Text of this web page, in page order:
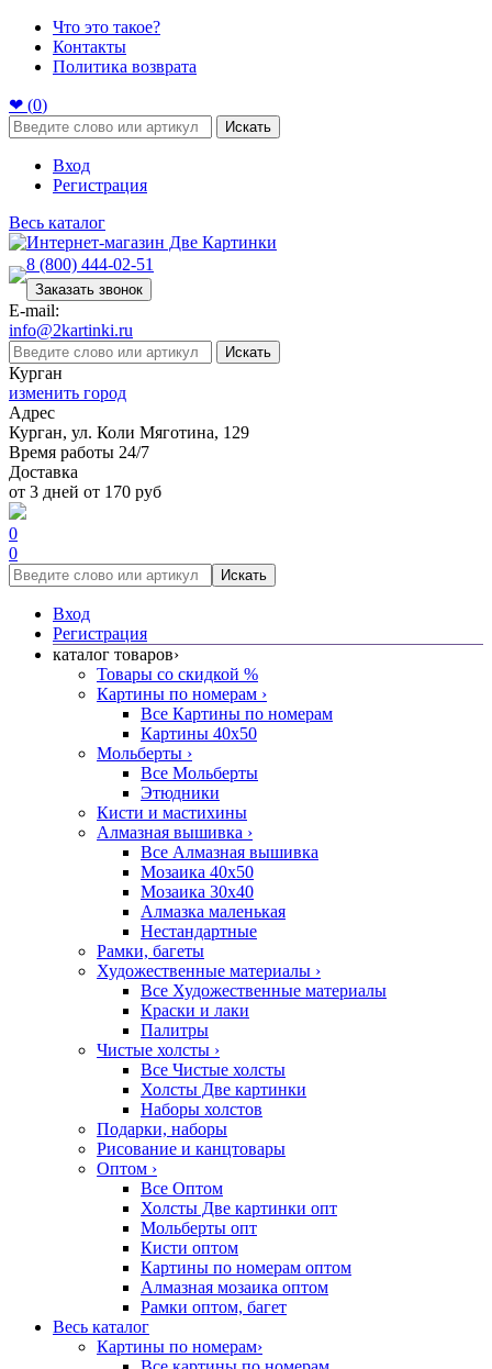
Что это такое?
Контакты
Политика возврата
❤ (0)
Искать
Вход
Регистрация
Весь каталог
8 (800) 444-02-51
Заказать звонок
E-mail:
info@2kartinki.ru
Искать
Курган
изменить город
Адрес
Курган, ул. Коли Мяготина, 129
Время работы 24/7
Доставка
от 3 дней от 170 руб
0
0
Искать
Вход
Регистрация
каталог товаров›
Товары со скидкой %
Картины по номерам ›
Все Картины по номерам
Картины 40x50
Мольберты ›
Все Мольберты
Этюдники
Кисти и мастихины
Алмазная вышивка ›
Все Алмазная вышивка
Мозаика 40x50
Мозаика 30x40
Алмазка маленькая
Нестандартные
Рамки, багеты
Художественные материалы ›
Все Художественные материалы
Краски и лаки
Палитры
Чистые холсты ›
Все Чистые холсты
Холсты Две картинки
Наборы холстов
Подарки, наборы
Рисование и канцтовары
Оптом ›
Все Оптом
Холсты Две картинки опт
Мольберты опт
Кисти оптом
Картины по номерам оптом
Алмазная мозаика оптом
Рамки оптом, багет
Весь каталог
Картины по номерам›